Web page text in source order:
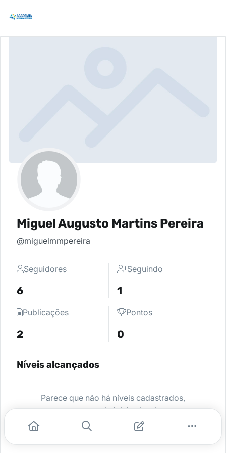
Miguel Augusto Martins Pereira
@miguelmmpereira
Seguidores
6
Seguindo
1
Publicações
2
Pontos
0
Níveis alcançados
Parece que não há níveis cadastrados,
peça para o administrador da sua
comunidade ativar e comece a se